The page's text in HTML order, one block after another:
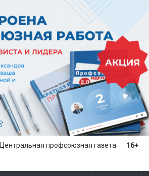
Центральная профсоюзная газета 16+